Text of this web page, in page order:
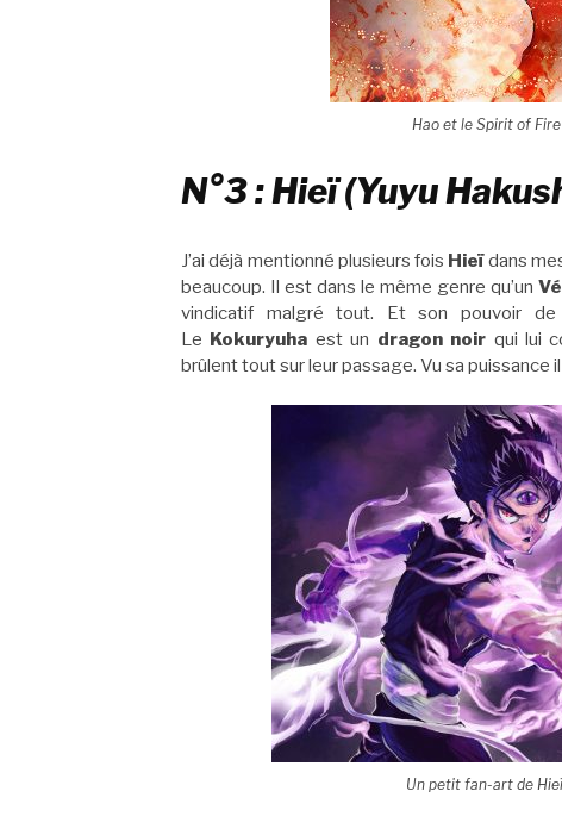
Hao et le Spirit of
N°3 : Hieï (Yuyu
J’ai déjà mentionné plusieurs fois Hieïdans
beaucoup. Il est dans le même genre qu’un
vindicatif malgré tout. Et son pouvoir
Le Kokuryuha est un dragon noir qui lui
brûlent tout sur leur passage. Vu sa puissance
Un petit fan-art de